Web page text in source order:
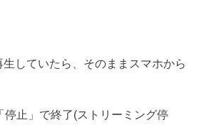
していたら、そのままスマホから
止」で終了(ストリーミング停